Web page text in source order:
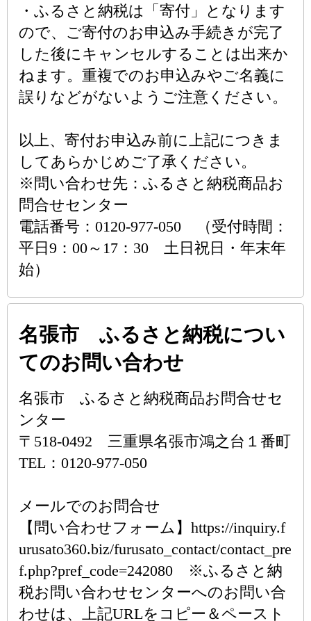
・ふるさと納税は「寄付」となります
ので、ご寄付のお申込み手続きが完了
した後にキャンセルすることは出来か
ねます。重複でのお申込みやご名義に
誤りなどがないようご注意ください。
以上、寄付お申込み前に上記につきま
してあらかじめご了承ください。
※問い合わせ先：ふるさと納税商品お
問合せセンター
電話番号：0120-977-050 （受付時間：
平日9：00～17：30 土日祝日・年末年
始）
名張市 ふるさと納税につい
てのお問い合わせ
名張市 ふるさと納税商品お問合せセ
ンター
〒518-0492 三重県名張市鴻之台１番町
TEL：0120-977-050
メールでのお問合せ
【問い合わせフォーム】https://inquiry.f
urusato360.biz/furusato_contact/contact_pre
f.php?pref_code=242080 ※ふるさと納
税お問い合わせセンターへのお問い合
わせは、上記URLをコピー＆ペースト